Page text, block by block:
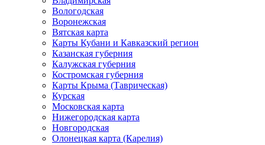
Вологодская
Воронежская
Вятская карта
Карты Кубани и Кавказский регион
Казанская губерния
Калужская губерния
Костромская губерния
Карты Крыма (Таврическая)
Курская
Московская карта
Нижегородская карта
Новгородская
Олонецкая карта (Карелия)